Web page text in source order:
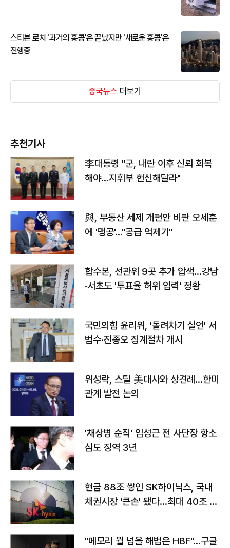
스티븐 로치 '과거의 홍콩'은 끝났지만 '새로운 홍콩'은
진행중
중국뉴스 더보기
추천기사
李대통령 "군, 내란 이후 신뢰 회복
해야…지휘부 헌신해달라"
與, 부동산 세제 개편안 비판 오세훈
에 '맹공'…"공급 억제기"
합수본, 선관위 9곳 추가 압색…강남
·서초도 '투표율 허위 입력' 정황
국민의힘 윤리위, '돌려차기 실언' 서
범수·진종오 징계절차 개시
위성락, 스틸 美대사와 상견례…한미
관계 발전 논의
'채상병 순직' 임성근 전 사단장 항소
심도 징역 3년
현금 88조 쌓인 SK하이닉스, 국내
채권시장 '큰손' 됐다…최대 40조 투
"메모리 월 넘을 해법은 HBF"…구글